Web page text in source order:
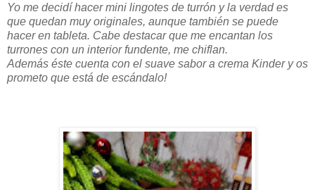
Yo me decidí hacer mini lingotes de turrón y la verdad es
que quedan muy originales, aunque también se puede
hacer en tableta. Cabe destacar que me encantan los
turrones con un interior fundente, me chiflan.
Además éste cuenta con el suave sabor a crema Kinder y os
prometo que está de escándalo!